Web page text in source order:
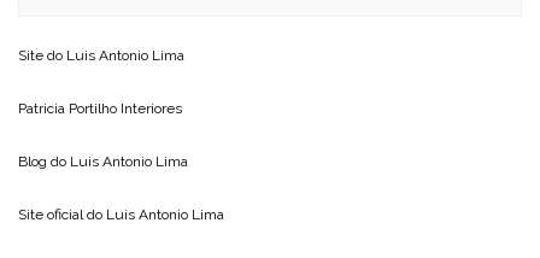
Site do Luis Antonio Lima
Patricia Portilho Interiores
Blog do Luis Antonio Lima
Site oficial do Luis Antonio Lima